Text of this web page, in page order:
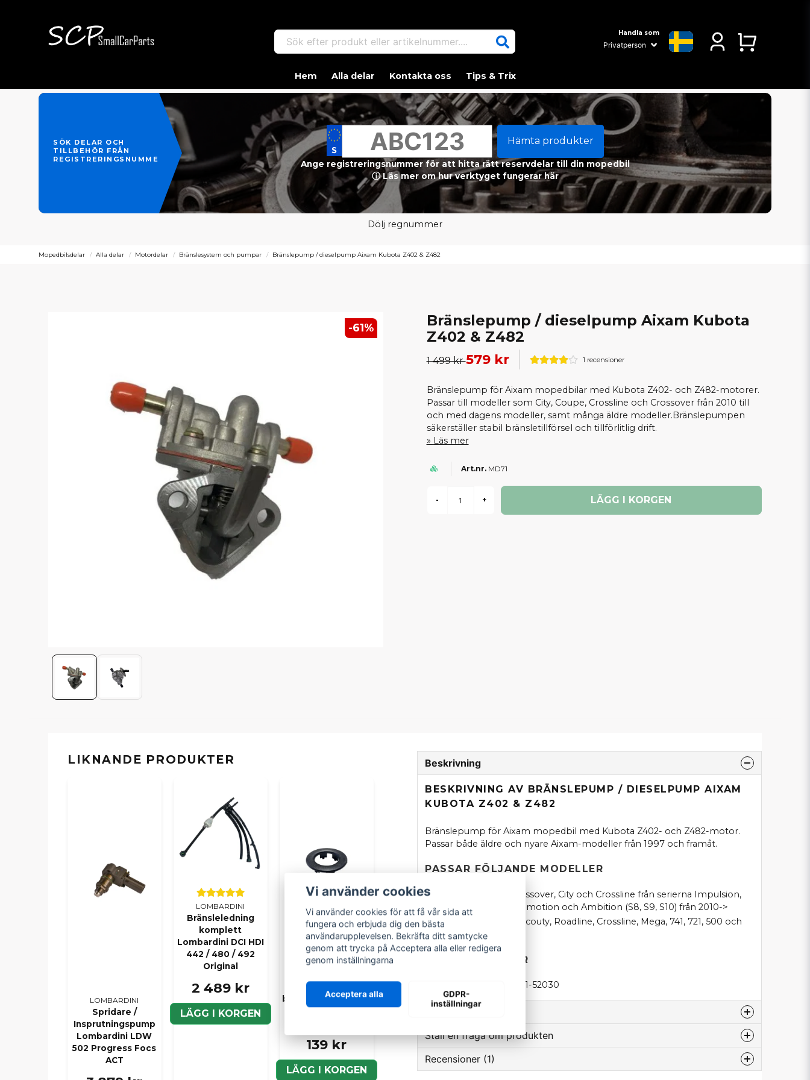
Sök efter produkt eller artikelnummer.... Handla som
Hem Alla delar Kontakta oss Tips & Trix
SÖK DELAR OCH
TILLBEHÖR FRÅN
REGISTRERINGSNUMMER
Hämta produkter
Ange registreringsnummer för att hitta rätt reservdelar till din mopedbil
ⓘ Läs mer om hur verktyget fungerar här
Dölj regnummer
Mopedbilsdelar Alla delar Motordelar Bränslesystem och pumpar Bränslepump / dieselpump Aixam Kubota Z402 & Z482
-61%
Bränslepump / dieselpump Aixam Kubota
Z402 & Z482
1 499 kr579 kr 1 recensioner
Bränslepump för Aixam mopedbilar med Kubota Z402- och Z482-motorer.
Passar till modeller som City, Coupe, Crossline och Crossover från 2010 till
och med dagens modeller, samt många äldre modeller.Bränslepumpen
säkerställer stabil bränsletillförsel och tillförlitlig drift.
Läs mer
MD71
- + LÄGG I KORGEN
LIKNANDE PRODUKTER
LOMBARDINI
Spridare /
Insprutningspump
Lombardini LDW
502 Progress Focs
ACT
LOMBARDINI
Bränsleledning
komplett
Lombardini DCI HDI
442 / 480 / 492
Original
2 489 kr
LÄGG I KORGEN
AIXAM
påfyllningsrör
bränsletank Aixam /
Ligier / Microcar /
139 kr
LÄGG I KORGEN
Beskrivning
BESKRIVNING AV BRÄNSLEPUMP / DIESELPUMP AIXAM
KUBOTA Z402 & Z482
Bränslepump för Aixam mopedbil med Kubota Z402- och Z482-motor.
Passar både äldre och nyare Aixam-modeller från 1997 och framåt.
PASSAR FÖLJANDE MODELLER
Coupe, Crossover, City och Crossline från serierna Impulsion,
Vision, Sensation, Emotion och Ambition (S8, S9, S10) från 2010->
Aixam:
GTO, City, Scouty, Roadline, Crossline, Mega, 741, 721, 500 och
400 1997–2010
SPECIFIKATIONER
1582152030, 15821-52030
Frågor och svar (2)
:namn frågade
Passar denna i en Crossline SL 2008?
Ställ en fråga om produkten
question
Recensioner (1)
Vi använder cookies
Vi använder cookies för att få vår sida att
fungera och erbjuda dig den bästa
användarupplevelsen. Bekräfta ditt samtycke
genom att trycka på Acceptera alla eller redigera
genom inställningarna
Acceptera alla
GDPR-
inställningar